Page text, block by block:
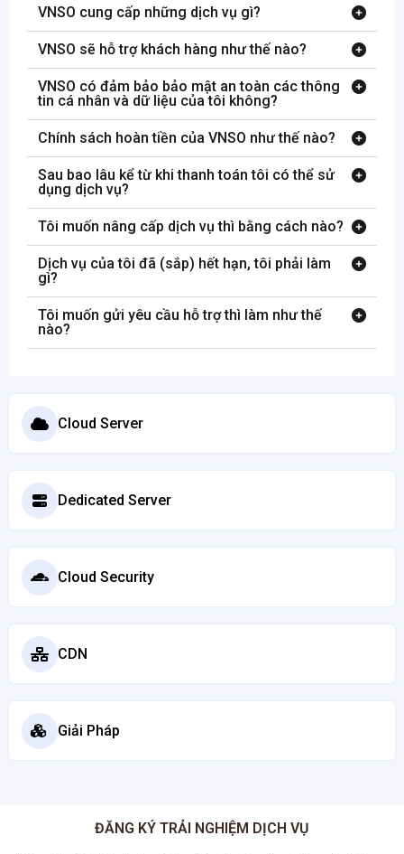
VNSO cung cấp những dịch vụ gì?
VNSO sẽ hỗ trợ khách hàng như thế nào?
VNSO có đảm bảo bảo mật an toàn các thông
tin cá nhân và dữ liệu của tôi không?
Chính sách hoàn tiền của VNSO như thế nào?
Sau bao lâu kể từ khi thanh toán tôi có thể sử
dụng dịch vụ?
Tôi muốn nâng cấp dịch vụ thì bằng cách nào?
Dịch vụ của tôi đã (sắp) hết hạn, tôi phải làm
gì?
Tôi muốn gửi yêu cầu hỗ trợ thì làm như thế
nào?
Cloud Server
Dedicated Server
Cloud Security
CDN
Giải Pháp
ĐĂNG KÝ TRẢI NGHIỆM DỊCH VỤ